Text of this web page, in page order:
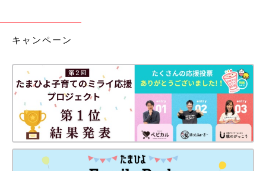
「親になるからって消えないよ」 5/6
マイペースでいられなくなるのが怖かったけれど…
キャンペーン